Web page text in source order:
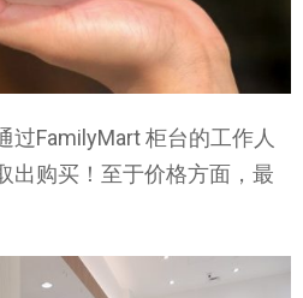
过FamilyMart 柜台的工作人
出购买！至于价格方面，最